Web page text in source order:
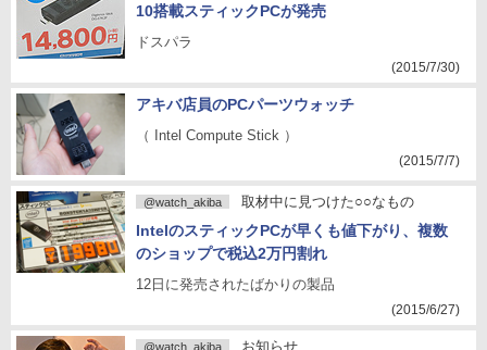
10搭載スティックPCが発売
ドスパラ
(2015/7/30)
アキバ店員のPCパーツウォッチ
（ Intel Compute Stick ）
(2015/7/7)
@watch_akiba 取材中に見つけた○○なもの
IntelのスティックPCが早くも値下がり、複数
のショップで税込2万円割れ
12日に発売されたばかりの製品
(2015/6/27)
@watch_akiba お知らせ